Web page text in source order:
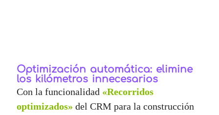
Optimización automática: elimine
los kilómetros innecesarios
Con la funcionalidad «Recorridos
optimizados» del CRM para la construcción